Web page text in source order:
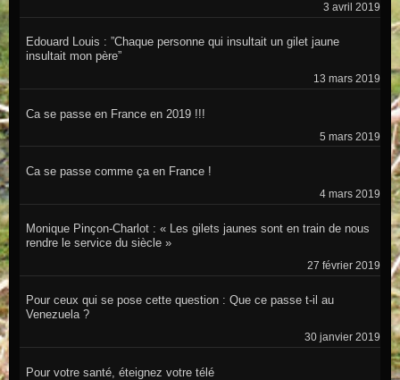
3 avril 2019
Edouard Louis : ”Chaque personne qui insultait un gilet jaune
insultait mon père”
13 mars 2019
Ca se passe en France en 2019 !!!
5 mars 2019
Ca se passe comme ça en France !
4 mars 2019
Monique Pinçon-Charlot : « Les gilets jaunes sont en train de nous
rendre le service du siècle »
27 février 2019
Pour ceux qui se pose cette question : Que ce passe t-il au
Venezuela ?
30 janvier 2019
Pour votre santé, éteignez votre télé